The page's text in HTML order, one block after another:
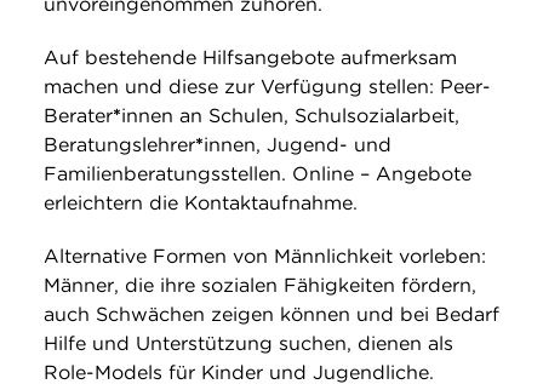
unvoreingenommen zuhören.
Auf bestehende Hilfsangebote aufmerksam
machen und diese zur Verfügung stellen: Peer-
Berater*innen an Schulen, Schulsozialarbeit,
Beratungslehrer*innen, Jugend- und
Familienberatungsstellen. Online – Angebote
erleichtern die Kontaktaufnahme.
Alternative Formen von Männlichkeit vorleben:
Männer, die ihre sozialen Fähigkeiten fördern,
auch Schwächen zeigen können und bei Bedarf
Hilfe und Unterstützung suchen, dienen als
Role-Models für Kinder und Jugendliche.